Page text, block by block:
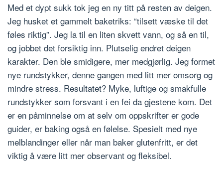
Med et dypt sukk tok jeg en ny titt på resten av deigen.
Jeg husket et gammelt baketriks: “tilsett væske til det
føles riktig”. Jeg la til en liten skvett vann, og så en til,
og jobbet det forsiktig inn. Plutselig endret deigen
karakter. Den ble smidigere, mer medgjørlig. Jeg formet
nye rundstykker, denne gangen med litt mer omsorg og
mindre stress. Resultatet? Myke, luftige og smakfulle
rundstykker som forsvant i en fei da gjestene kom. Det
er en påminnelse om at selv om oppskrifter er gode
guider, er baking også en følelse. Spesielt med nye
melblandinger eller når man baker glutenfritt, er det
viktig å være litt mer observant og fleksibel.